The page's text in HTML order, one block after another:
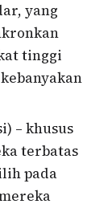
yang
tinggi
– khusus
terbatas
pada